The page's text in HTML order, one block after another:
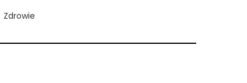
Zdrowie